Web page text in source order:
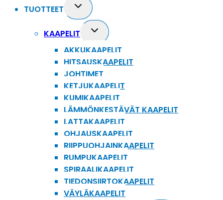
TUOTTEET
Toggle
child
menu
KAAPELIT
Toggle
child
menu
AKKUKAAPELIT
HITSAUSKAAPELIT
JOHTIMET
KETJUKAAPELIT
KUMIKAAPELIT
LÄMMÖNKESTÄVÄT KAAPELIT
LATTAKAAPELIT
OHJAUSKAAPELIT
RIIPPUOHJAINKAAPELIT
RUMPUKAAPELIT
SPIRAALIKAAPELIT
TIEDONSIIRTOKAAPELIT
VÄYLÄKAAPELIT